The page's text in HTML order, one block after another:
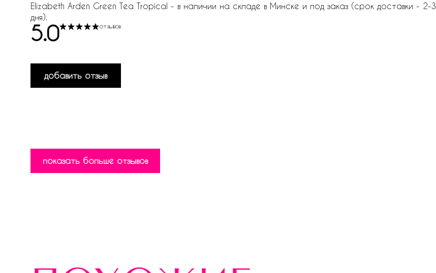
Elizabeth Arden Green Tea Tropical - в наличии на складе в Минске и под заказ (срок доставки - 2-3
дня).
5.0 отзывов
добавить отзыв
показать больше отзывов